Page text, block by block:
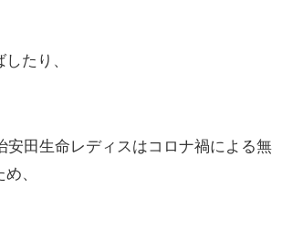
たり、
安田生命レディスはコロナ禍による無
、